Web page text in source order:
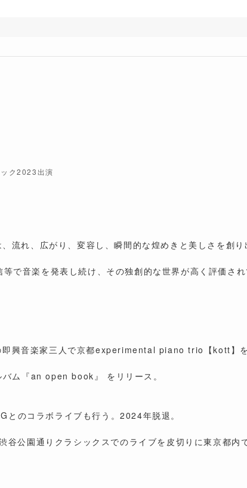
ク2023出演
流れ、広がり、変容し、瞬間的な煌めきと美しさを創
で音楽を発表し続け、その独創的な世界が高く評価され
興音楽家三人で京都experimental piano trio【kott】を
ム『an open book』 をリリース。
のコラボライブも行う。2024年脱退。
公園通りクラシックスでのライブを皮切りに東京都内